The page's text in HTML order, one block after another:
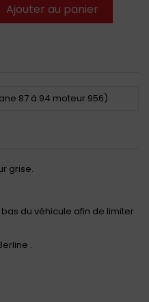
Ajouter au panier
87 à 94 moteur 956)
grise.
du véhicule afin de limiter
.